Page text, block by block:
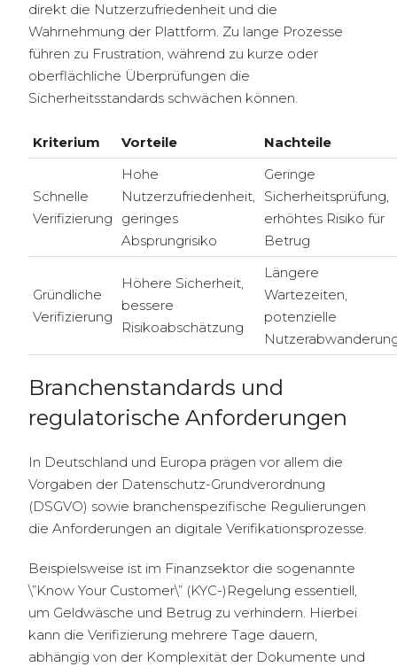
direkt die Nutzerzufriedenheit und die
Wahrnehmung der Plattform. Zu lange Prozesse
führen zu Frustration, während zu kurze oder
oberflächliche Überprüfungen die
Sicherheitsstandards schwächen können.
Kriterium Vorteile Nachteile
Schnelle
Verifizierung
Hohe
Nutzerzufriedenheit,
geringes
Absprungrisiko
Geringe
Sicherheitsprüfung,
erhöhtes Risiko für
Betrug
Gründliche
Verifizierung
Höhere Sicherheit,
bessere
Risikoabschätzung
Längere
Wartezeiten,
potenzielle
Branchenstandards und
regulatorische Anforderungen
In Deutschland und Europa prägen vor allem die
Vorgaben der Datenschutz-Grundverordnung
(DSGVO) sowie branchenspezifische Regulierungen
die Anforderungen an digitale Verifikationsprozesse.
Beispielsweise ist im Finanzsektor die sogenannte
\”Know Your Customer\” (KYC-)Regelung essentiell,
um Geldwäsche und Betrug zu verhindern. Hierbei
kann die Verifizierung mehrere Tage dauern,
abhängig von der Komplexität der Dokumente und